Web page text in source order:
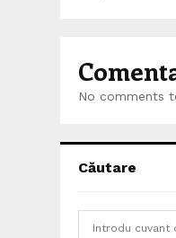
No comments
Căutare